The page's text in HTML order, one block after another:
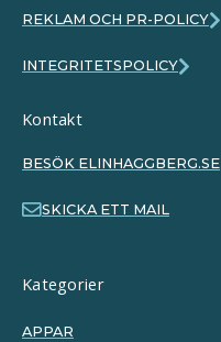
REKLAM OCH PR-POLICY
INTEGRITETSPOLICY
Kontakt
BESÖK ELINHAGGBERG.SE
SKICKA ETT MAIL
Kategorier
APPAR